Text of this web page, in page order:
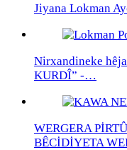
Jiyana Lokman
Nirxandineke
KURDÎ” -…
WERGERA
BÊCİDİYETA